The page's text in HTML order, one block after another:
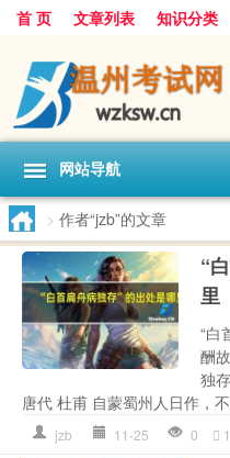
首 页 文章列表 知识分类
网站导航
> 作者“jzb”的文章
“
里
“白
酬
独
唐代 杜甫 自蒙蜀州人日作，
jzb 11-25 0